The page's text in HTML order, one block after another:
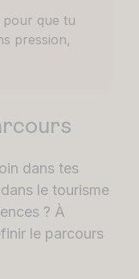
pour que tu
pression,
dans tes
le tourisme
? À
le parcours